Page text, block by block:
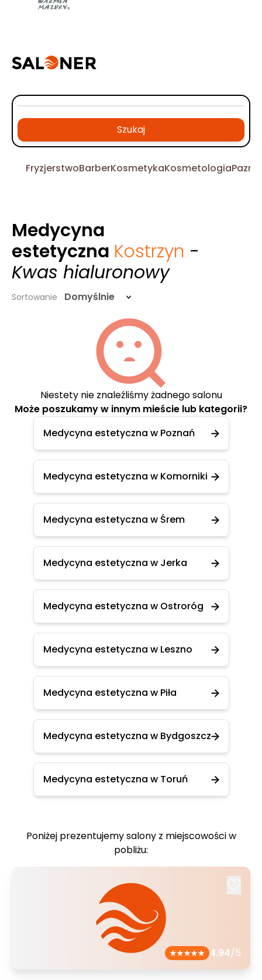
Szukaj
FryzjerstwoBarberKosmetykaKosmetologia
Medycyna
estetyczna Kostrzyn -
Kwas hialuronowy
Sortowanie Domyślnie
Niestety nie znaleźliśmy żadnego salonu
Może poszukamy w innym mieście lub kategorii?
Medycyna estetyczna w Poznań
Medycyna estetyczna w Komorniki
Medycyna estetyczna w Śrem
Medycyna estetyczna w Jerka
Medycyna estetyczna w Ostroróg
Medycyna estetyczna w Leszno
Medycyna estetyczna w Piła
Medycyna estetyczna w Bydgoszcz
Medycyna estetyczna w Toruń
Poniżej prezentujemy salony z miejscowości w
pobliżu:
4.94/5